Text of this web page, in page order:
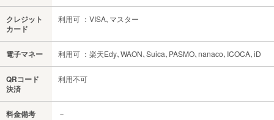
クレジット
カード
利用可 ：VISA､マスター
電子マネー 利用可 ：楽天Edy､WAON､Suica､PASMO､nanaco､ICOCA､iD
QRコード
決済
利用不可
料金備考 －